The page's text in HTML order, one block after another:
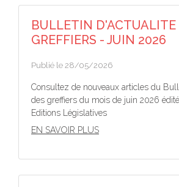
BULLETIN D'ACTUALITE
GREFFIERS - JUIN 2026
Publié le 28/05/2026
Consultez de nouveaux articles du
des greffiers du mois de juin 2026
Editions Législatives
EN SAVOIR PLUS